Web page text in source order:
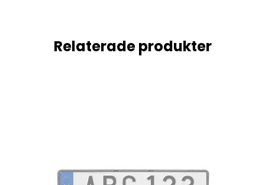
Relaterade produkter